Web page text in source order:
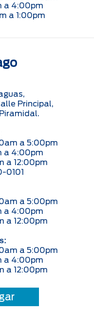
a 4:00pm
a 1:00pm
Principal,
a 5:00pm
a 4:00pm
a 12:00pm
0101
a 5:00pm
a 4:00pm
a 12:00pm
a 5:00pm
a 4:00pm
a 12:00pm